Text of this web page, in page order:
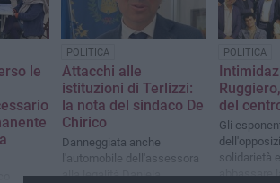
le
POLITICA
Attacchi alle
istituzioni di Terlizzi:
la nota del sindaco De
Chirico
Danneggiata anche
l'automobile dell'assessora
alla legalità Daniela
POLITICA
del
Gli
solidarietà
abbassare